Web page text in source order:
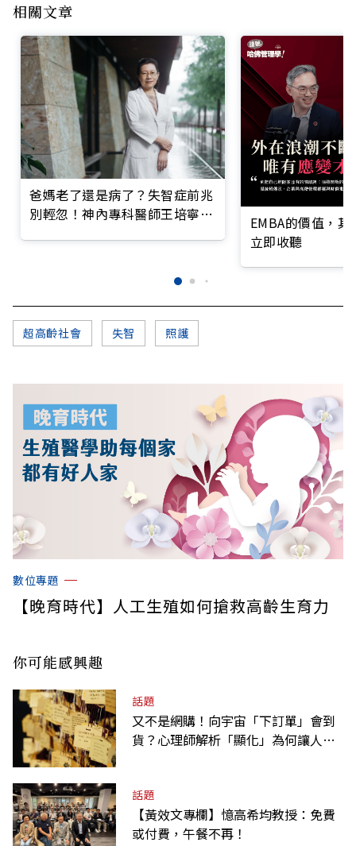
相關文章
爸媽老了還是病了？失智症前兆
別輕忽！神內專科醫師王培寧呼
EMBA的價值，
立即收聽
超高齡社會 失智 照護
數位專題
【晚育時代】人工生殖如何搶救高齡生育力
你可能感興趣
話題
又不是網購！向宇宙「下訂單」會到
貨？心理師解析「顯化」為何讓人無
話題
【黃效文專欄】憶高希均教授：免費
或付費，午餐不再！